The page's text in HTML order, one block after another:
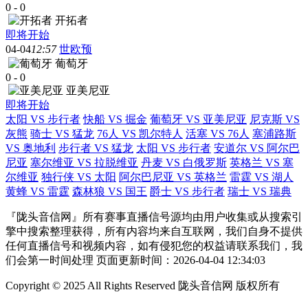
0 - 0
开拓者
即将开始
04-0412:57 世欧预
葡萄牙
0 - 0
亚美尼亚
即将开始
太阳 VS 步行者 快船 VS 掘金 葡萄牙 VS 亚美尼亚 尼克斯 VS
灰熊 骑士 VS 猛龙 76人 VS 凯尔特人 活塞 VS 76人 塞浦路斯
VS 奥地利 步行者 VS 猛龙 太阳 VS 步行者 安道尔 VS 阿尔巴
尼亚 塞尔维亚 VS 拉脱维亚 丹麦 VS 白俄罗斯 英格兰 VS 塞
尔维亚 独行侠 VS 太阳 阿尔巴尼亚 VS 英格兰 雷霆 VS 湖人
黄蜂 VS 雷霆 森林狼 VS 国王 爵士 VS 步行者 瑞士 VS 瑞典
『陇头音信网』所有赛事直播信号源均由用户收集或从搜索引
擎中搜索整理获得，所有内容均来自互联网，我们自身不提供
任何直播信号和视频内容，如有侵犯您的权益请联系我们，我
们会第一时间处理 页面更新时间：2026-04-04 12:34:03
Copyright © 2025 All Rights Reserved 陇头音信网 版权所有